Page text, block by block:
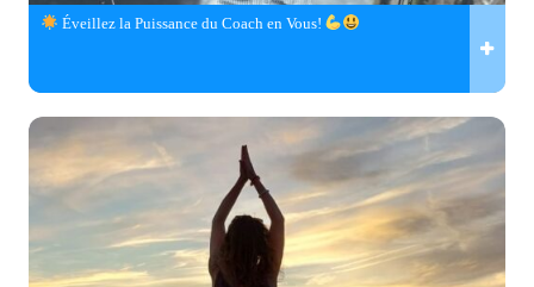
Éveillez la Puissance du Coach en Vous!